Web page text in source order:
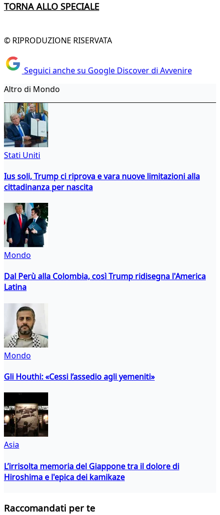
TORNA ALLO SPECIALE
© RIPRODUZIONE RISERVATA
Seguici anche su Google Discover di Avvenire
Altro di Mondo
Stati Uniti
Ius soli, Trump ci riprova e vara nuove limitazioni alla
cittadinanza per nascita
Mondo
Dal Perù alla Colombia, così Trump ridisegna l'America
Latina
Mondo
Gli Houthi: «Cessi l’assedio agli yemeniti»
Asia
L’irrisolta memoria del Giappone tra il dolore di
Hiroshima e l'epica dei kamikaze
Raccomandati per te